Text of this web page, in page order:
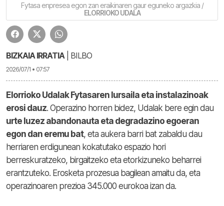
Fytasa enpresea egon zan eraikinaren gaur eguneko argazkia /
ELORRIOKO UDALA
BIZKAIA IRRATIA | BILBO
2026/07/1 • 07:57
Elorrioko Udalak Fytasaren lursaila eta instalazinoak
erosi dauz. Operazino horren bidez, Udalak bere egin dau
urte luzez abandonauta eta degradazino egoeran
egon dan eremu bat, eta aukera barri bat zabaldu dau
herriaren erdigunean kokatutako espazio hori
berreskuratzeko, birgaitzeko eta etorkizuneko beharrei
erantzuteko. Erosketa prozesua bagilean amaitu da, eta
operazinoaren prezioa 345.000 eurokoa izan da.